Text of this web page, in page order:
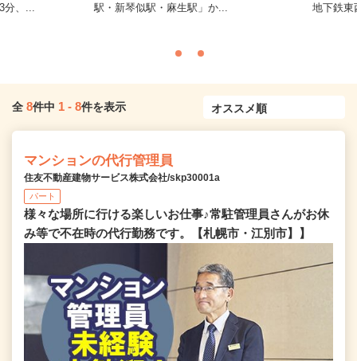
、...
駅・新琴似駅・麻生駅」か...
地下鉄東
全 8件中 1 - 8件を表示
マンションの代行管理員
住友不動産建物サービス株式会社/skp30001a
パート
様々な場所に行ける楽しいお仕事♪常駐管理員さんがお休
み等で不在時の代行勤務です。【札幌市・江別市】】